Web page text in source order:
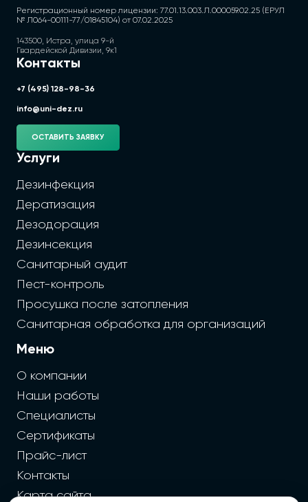
Регистрационный номер лицензии: 77.01.13.003.Л.000059.02.25 (ЕРУЛ
№ Л064-00111-77/01845104) от 07.02.2025
143500, Истра, улица 9-й
Гвардейской Дивизии, 9к1
Контакты
+7 (495) 128-98-36
info@uni-dez.ru
ОСТАВИТЬ ЗАЯВКУ
Услуги
Дезинфекция
Дератизация
Дезодорация
Дезинсекция
Санитарный аудит
Пест-контроль
Просушка после затопления
Санитарная обработка для организаций
Меню
О компании
Наши работы
Специалисты
Сертификаты
Прайс-лист
Контакты
Карта сайта